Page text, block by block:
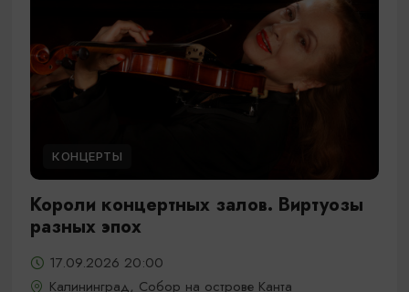
КОНЦЕРТЫ
Короли концертных залов. Виртуозы
разных эпох
17.09.2026 20:00
Калининград, Собор на острове Канта